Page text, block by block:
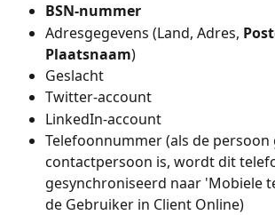
BSN-nummer
Adresgegevens (Land, Adres,
Plaatsnaam)
Geslacht
Twitter-account
LinkedIn-account
Telefoonnummer (als de persoon
contactpersoon is, wordt dit
gesynchroniseerd naar 'Mobiele
de Gebruiker in Client Online)